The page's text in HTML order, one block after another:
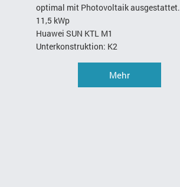
optimal mit Photovoltaik ausgestattet.
11,5 kWp
Huawei SUN KTL M1
Unterkonstruktion: K2
Mehr